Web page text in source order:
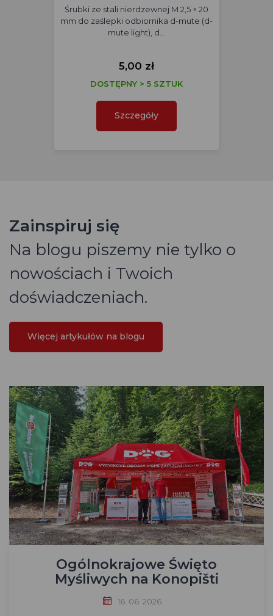
Śrubki ze stali nierdzewnej M 2,5 × 20
mm do zaślepki odbiornika d-mute (d-
mute light), d…
5,00 zł
DOSTĘPNY > 5 SZTUK
Szczegóły
Zainspiruj się
Na blogu piszemy nie tylko o
nowościach i Twoich
doświadczeniach.
Więcej artykułów na blogu
Ogólnokrajowe Święto
Myśliwych na Konopišti
16. 06. 2026